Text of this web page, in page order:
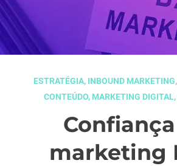
ESTRATÉGIA, INBOUND MARKETING,
CONTEÚDO, MARKETING DIGITAL,
marketing